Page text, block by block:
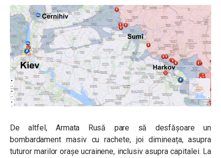
De altfel, Armata Rusă pare să desfășoare un
bombardament masiv cu rachete, joi dimineața, asupra
tuturor marilor orașe ucrainene, inclusiv asupra capitalei. La